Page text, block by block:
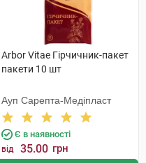
Arbor Vitae Гірчичник-пакет
пакети 10 шт
Ауп Сарепта-Медіпласт
Є в наявності
від 35.00 грн